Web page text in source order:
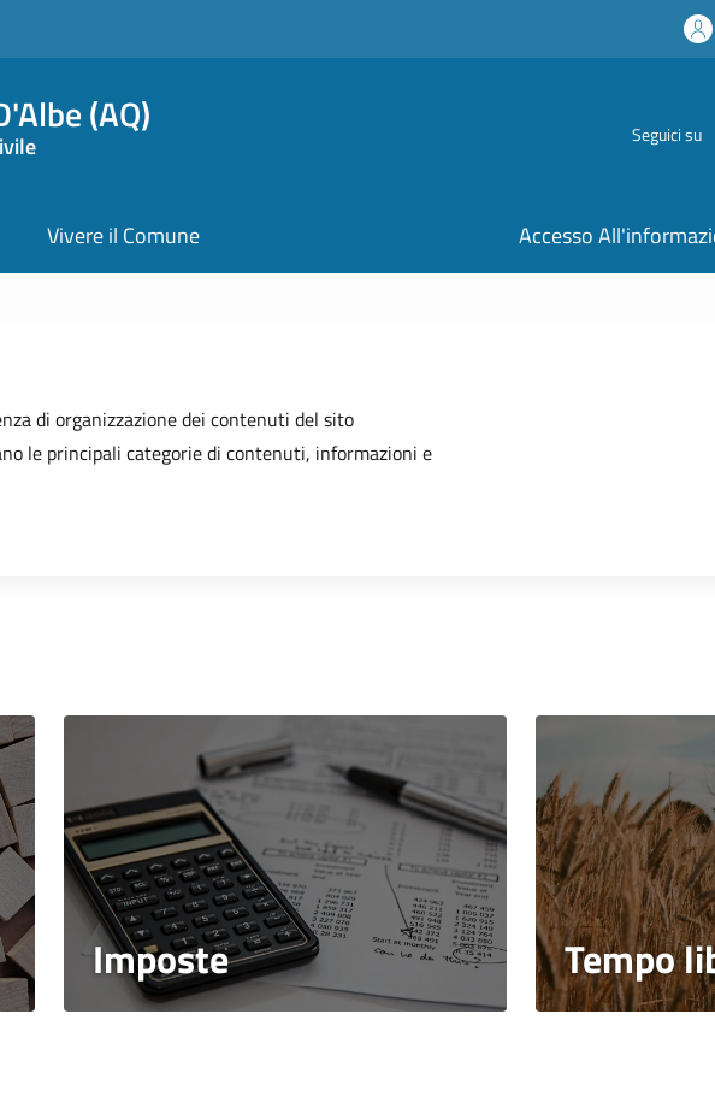
(AQ) Seguici su
Vivere il Comune Accesso
di organizzazione dei contenuti del sito
le principali categorie di contenuti, informazioni e
Imposte Tempo